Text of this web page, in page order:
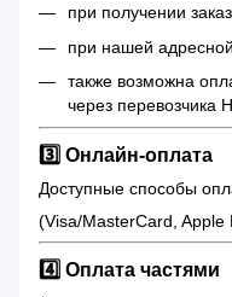
при получении
при нашей
также возможна
через перевозчика
3️⃣ Онлайн-оплата
Доступные способы
(Visa/MasterCard, Apple
4️⃣ Оплата частями